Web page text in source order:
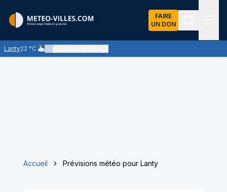
FAIRE
UN DON
Lanty22 °C
Ciel nuageux - les éclaircies et les nuages se partagent le ciel
Accueil Prévisions météo pour Lanty